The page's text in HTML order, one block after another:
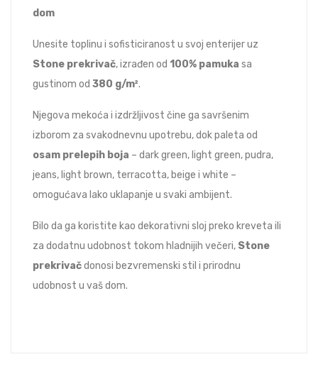
dom
Unesite toplinu i sofisticiranost u svoj enterijer uz
Stone prekrivač, izrađen od 100% pamuka sa
gustinom od 380 g/m².
Njegova mekoća i izdržljivost čine ga savršenim
izborom za svakodnevnu upotrebu, dok paleta od
osam prelepih boja – dark green, light green, pudra,
jeans, light brown, terracotta, beige i white –
omogućava lako uklapanje u svaki ambijent.
Bilo da ga koristite kao dekorativni sloj preko kreveta ili
za dodatnu udobnost tokom hladnijih večeri, Stone
prekrivačdonosi bezvremenski stil i prirodnu
udobnost u vaš dom.